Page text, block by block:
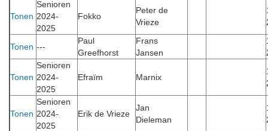
Tonen
Senioren
2024-
2025
Fokko
Peter de
Vrieze
Tonen ---
Paul
Greefhorst
Frans
Jansen
Tonen
Senioren
2024-
2025
Efraïm Marnix
Tonen
Senioren
2024-
2025
Erik de Vrieze
Jan
Dieleman